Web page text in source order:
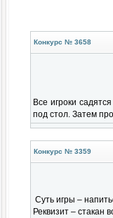
Конкурс № 3658
Все игроки
под стол. Затем
Конкурс № 3359
Суть игры –
Реквизит – стакан